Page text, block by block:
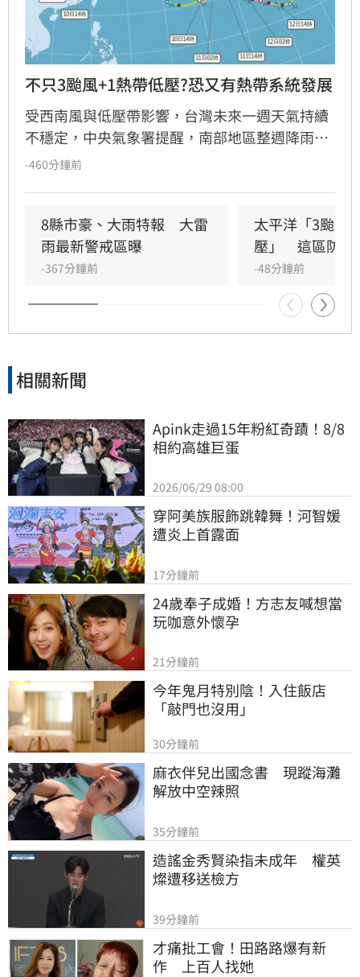
不只3颱風+1熱帶低壓?恐又有熱帶系統發展
受西南風與低壓帶影響，台灣未來一週天氣持續
不穩定，中央氣象署提醒，南部地區整週降雨機
率高，恐有短延時豪雨，北部也需慎防午後大雷
處於大低壓帶環境，未來不排除仍有熱帶系統發
展。
-460分鐘前
8縣市豪、大雨特報　大雷
雨最新警戒區曝
-367分鐘前
太平洋「3颱風
壓」　這區防大
-48分鐘前
相關新聞
Apink走過15年粉紅奇蹟！8/8
相約高雄巨蛋
2026/06/29 08:00
穿阿美族服飾跳韓舞！河智媛
遭炎上首露面
17分鐘前
24歲奉子成婚！方志友喊想當
玩咖意外懷孕
21分鐘前
今年鬼月特別陰！入住飯店
「敲門也沒用」
30分鐘前
麻衣伴兒出國念書　現蹤海灘
解放中空辣照
35分鐘前
造謠金秀賢染指未成年　權英
燦遭移送檢方
39分鐘前
才痛批工會！田路路爆有新
作　上百人找她